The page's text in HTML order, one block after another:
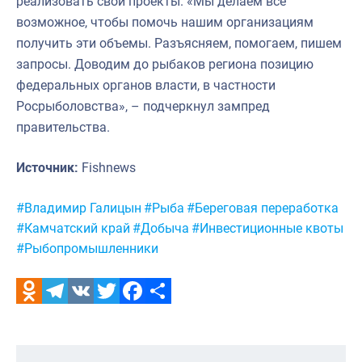
возможное, чтобы помочь нашим организациям
получить эти объемы. Разъясняем, помогаем, пишем
запросы. Доводим до рыбаков региона позицию
федеральных органов власти, в частности
Росрыболовства», – подчеркнул зампред
правительства.
Источник: Fishnews
Метки:
#Владимир Галицын #Рыба #Береговая переработка
#Камчатский край #Добыча #Инвестиционные квоты
#Рыбопромышленники